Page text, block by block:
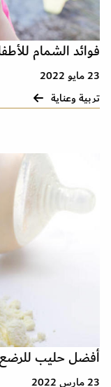
فوائد الشمام
23 مايو 2022
تربية وعناية
أفضل حليب
23 مارس 2022